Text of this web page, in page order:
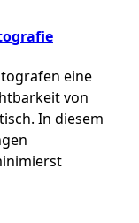
eine
von
In diesem